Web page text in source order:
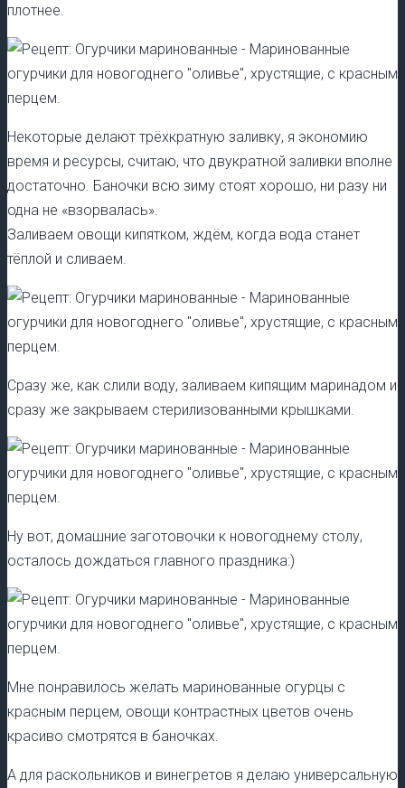
плотнее.
Некоторые делают трёхкратную заливку, я экономию
время и ресурсы, считаю, что двукратной заливки вполне
достаточно. Баночки всю зиму стоят хорошо, ни разу ни
одна не «взорвалась».
Заливаем овощи кипятком, ждём, когда вода станет
тёплой и сливаем.
Сразу же, как слили воду, заливаем кипящим маринадом и
сразу же закрываем стерилизованными крышками.
Ну вот, домашние заготовочки к новогоднему столу,
осталось дождаться главного праздника:)
Мне понравилось желать маринованные огурцы с
красным перцем, овощи контрастных цветов очень
красиво смотрятся в баночках.
А для раскольников и винегретов я делаю универсальную